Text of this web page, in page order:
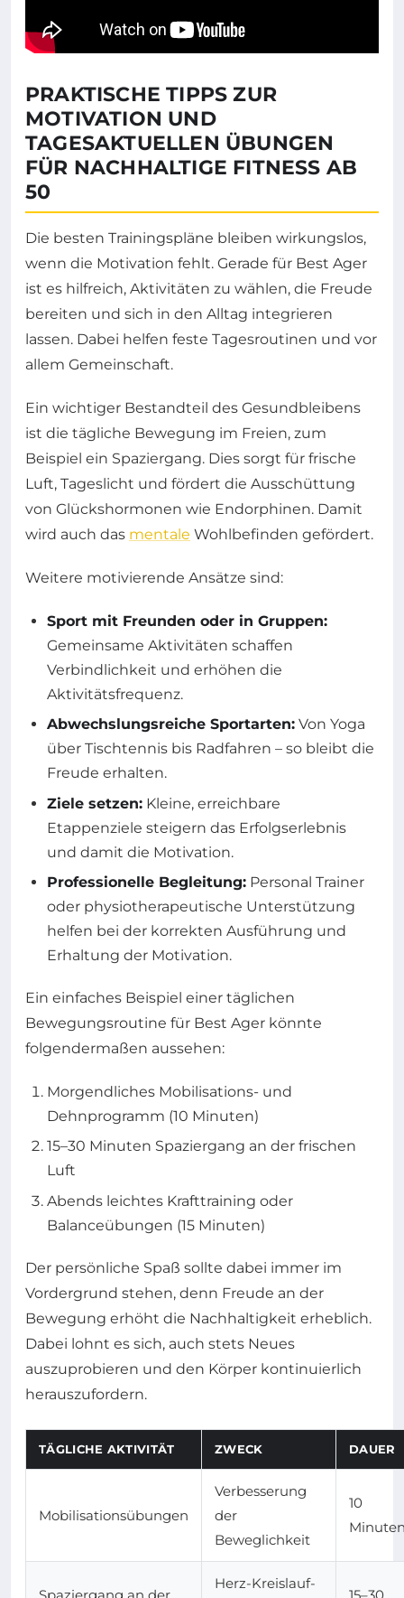
PRAKTISCHE TIPPS ZUR
MOTIVATION UND
TAGESAKTUELLEN ÜBUNGEN
FÜR NACHHALTIGE FITNESS AB
50
Die besten Trainingspläne bleiben wirkungslos,
wenn die Motivation fehlt. Gerade für Best Ager
ist es hilfreich, Aktivitäten zu wählen, die Freude
bereiten und sich in den Alltag integrieren
lassen. Dabei helfen feste Tagesroutinen und vor
allem Gemeinschaft.
Ein wichtiger Bestandteil des Gesundbleibens
ist die tägliche Bewegung im Freien, zum
Beispiel ein Spaziergang. Dies sorgt für frische
Luft, Tageslicht und fördert die Ausschüttung
von Glückshormonen wie Endorphinen. Damit
wird auch das mentale Wohlbefinden gefördert.
Weitere motivierende Ansätze sind:
Sport mit Freunden oder in Gruppen:
Gemeinsame Aktivitäten schaffen
Verbindlichkeit und erhöhen die
Aktivitätsfrequenz.
Abwechslungsreiche Sportarten: Von Yoga
über Tischtennis bis Radfahren – so bleibt die
Freude erhalten.
Ziele setzen: Kleine, erreichbare
Etappenziele steigern das Erfolgserlebnis
und damit die Motivation.
Professionelle Begleitung: Personal Trainer
oder physiotherapeutische Unterstützung
helfen bei der korrekten Ausführung und
Erhaltung der Motivation.
Ein einfaches Beispiel einer täglichen
Bewegungsroutine für Best Ager könnte
folgendermaßen aussehen:
Morgendliches Mobilisations- und
Dehnprogramm (10 Minuten)
15–30 Minuten Spaziergang an der frischen
Luft
Abends leichtes Krafttraining oder
Balanceübungen (15 Minuten)
Der persönliche Spaß sollte dabei immer im
Vordergrund stehen, denn Freude an der
Bewegung erhöht die Nachhaltigkeit erheblich.
Dabei lohnt es sich, auch stets Neues
auszuprobieren und den Körper kontinuierlich
herauszufordern.
TÄGLICHE AKTIVITÄT ZWECK DAUER
Mobilisationsübungen
Verbesserung
der
Beweglichkeit
10
Herz-Kreislauf-